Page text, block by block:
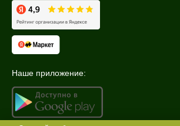
Аллантоин
Алоэ
Показать еще
Вечер
Ежедневный
Утро
Наше приложение: